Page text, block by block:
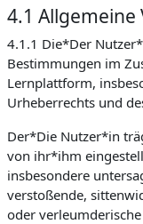
4.1
4.1.1 Die*Der
Bestimmungen im
Lernplattform,
Urheberrechts und
Der*Die Nutzer*in
von ihr*ihm
insbesondere
verstoßende,
oder